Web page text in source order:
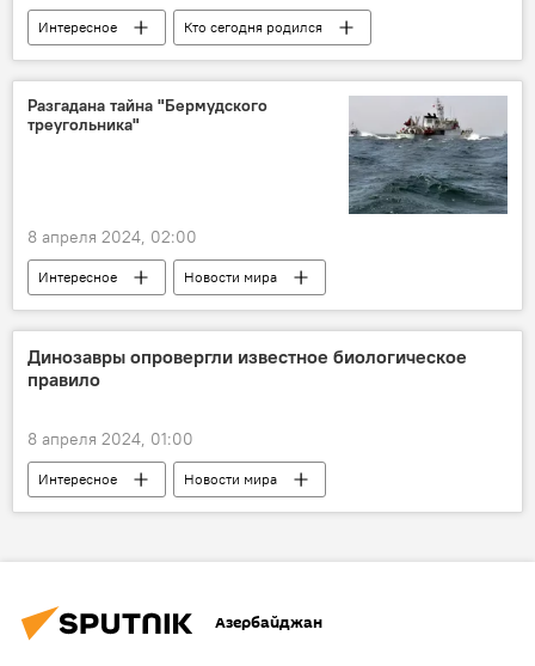
Интересное
Кто сегодня родился
Какой сегодня праздник
Азербайджан
Россия
Геноцид азербайджанцев
Архив
Разгадана тайна "Бермудского
треугольника"
8 апреля 2024, 02:00
Интересное
Новости мира
Новости
Море
Карибское море
Бермудский треугольник
Динозавры опровергли известное биологическое
правило
8 апреля 2024, 01:00
Интересное
Новости мира
Древность
Земля
Животные
Азербайджан